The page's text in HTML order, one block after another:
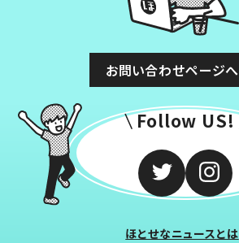
お問い合わせページへ
Follow US!
ほとせなニュースとは